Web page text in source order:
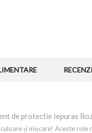
de protectie Iepuras
și mișcare! Aceste